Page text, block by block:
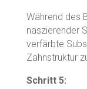
Während des
naszierender
verfärbte
Zahnstruktur
Schritt 5: